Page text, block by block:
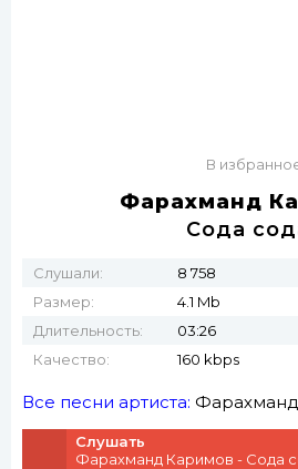
В
Фарахманд
Сода
Слушали:
8 758
Размер:
4.1 Mb
Длительность:
03:26
Качество:
160 kbps
Все песни артиста:
Слушать
Фарахманд Каримов - Сода